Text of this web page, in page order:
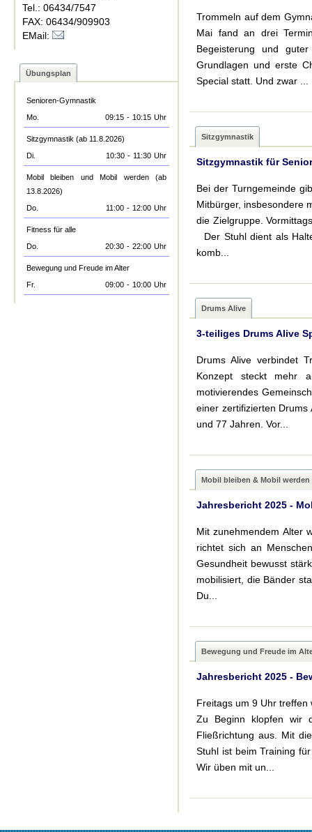
Tel.: 06434/7547
FAX: 06434/909903
EMail:
Übungsplan
Senioren-Gymnastik
Mo.
09:15 - 10:15 Uhr
Sitzgymnastik (ab 11.8.2026)
Di.
10:30 - 11:30 Uhr
Mobil bleiben und Mobil werden (ab
13.8.2026)
Do.
11:00 - 12:00 Uhr
Fitness für alle
Do.
20:30 - 22:00 Uhr
Bewegung und Freude im Alter
Fr.
09:00 - 10:00 Uhr
Trommeln auf dem
Mai fand an drei
Begeisterung und
Grundlagen und erste
Special statt. Und zwar ...
Sitzgymnastik
Sitzgymnastik für
Bei der Turngemeinde
Mitbürger, insbesondere
die Zielgruppe.
Der Stuhl dient als
komb...
Drums Alive
3-teiliges Drums Alive
Drums Alive verbindet
Konzept steckt mehr
motivierendes
einer zertifizierten Drums
und 77 Jahren. Vor...
Mobil bleiben & Mobil werden
Jahresbericht 2025 -
Mit zunehmendem Alter
richtet sich an
Gesundheit bewusst
mobilisiert, die Bänder
Du...
Bewegung und Freude im
Jahresbericht 2025 -
Freitags um 9 Uhr
Zu Beginn klopfen wir
Fließrichtung aus. Mit
Stuhl ist beim Training
Wir üben mit un...